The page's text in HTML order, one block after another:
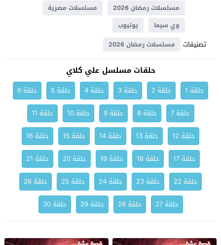
مسلسلات رمضان 2026
مسلسلات مصرية
وي سيما
يوتيوب
تصنيفات مسلسلات رمضان 2026
حلقات مسلسل علي كلاي
حلقة 1 حلقة 2 حلقة 3 حلقة 4 حلقة 5
حلقة 6
حلقة 7
حلقة 8 حلقة 9 حلقة 10
حلقة 11
حلقة 12
حلقة 13 حلقة 14 حلقة 15
حلقة 16
حلقة 17
حلقة 18 حلقة 19 حلقة 20
حلقة 21
حلقة 22
حلقة 23 حلقة 24 حلقة 25
حلقة 26
حلقة 27
حلقة 28 حلقة 29 حلقة 30